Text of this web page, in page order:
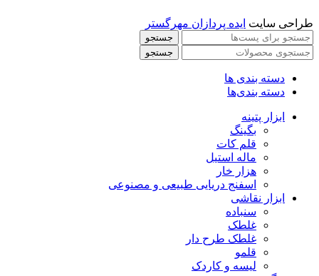
طراحی سایت ایده پردازان مهرگستر
جستجو
جستجو
دسته بندی ها
دسته بندی‌ها
ابزار پتینه
بگینگ
قلم کات
ماله استیل
هزار خار
اسفنج دریایی طبیعی و مصنوعی
ابزار نقاشی
سنباده
غلطک
غلطک طرح دار
قلمو
لیسه و کاردک